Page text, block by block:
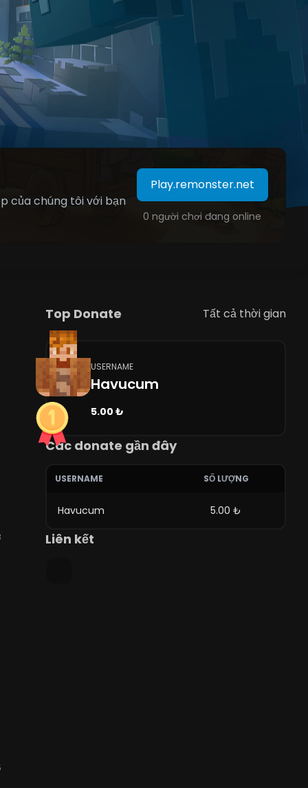
của chúng tôi với bạn
Play.remonster.net
0 người chơi đang online
Top Donate Tất cả thời gian
USERNAME
Havucum
5.00 ₺
Các donate gần đây
USERNAME SỐ LƯỢNG
Havucum 5.00 ₺
Liên kết